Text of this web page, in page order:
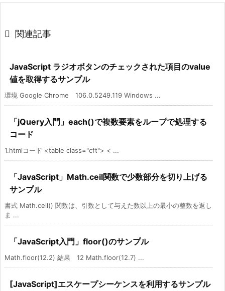
 関連記事
JavaScript ラジオボタンのチェックされた項目のvalue
値を取得するサンプル
環境 Google Chrome 106.0.5249.119 Windows ...
「jQuery入門」each()で複数要素をループで処理する
コード
1.htmlコード <table class="cft"> < ...
「JavaScript」Math.ceil関数で少数部分を切り上げる
サンプル
書式 Math.ceil() 関数は、引数として与えた数以上の最小の整数を返し
ま ...
「JavaScript入門」floor()のサンプル
Math.floor(12.2) 結果 12 Math.floor(12.7) ...
[JavaScript]エスケープシーケンスを利用するサンプル